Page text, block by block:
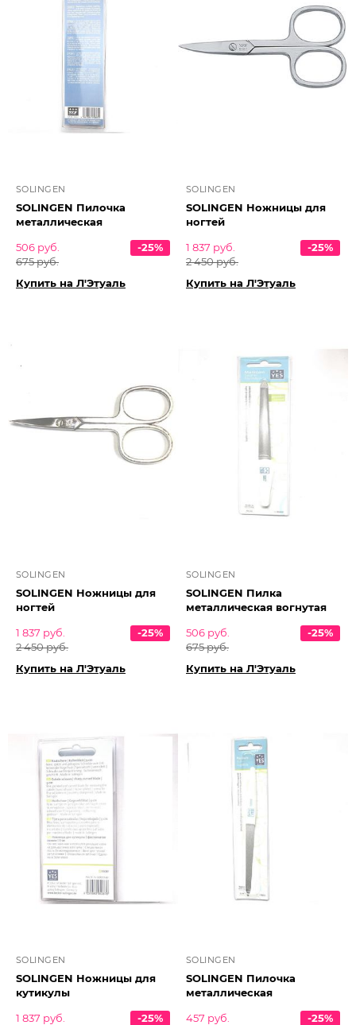
SOLINGEN
SOLINGEN Пилочка
металлическая
506 руб.
675 руб.
-25%
Купить на Л'Этуаль
SOLINGEN
SOLINGEN Ножницы для
ногтей
1 837 руб.
2 450 руб.
-25%
Купить на Л'Этуаль
SOLINGEN
SOLINGEN Ножницы для
ногтей
1 837 руб.
2 450 руб.
-25%
Купить на Л'Этуаль
SOLINGEN
SOLINGEN Пилка
металлическая вогнутая
506 руб.
675 руб.
-25%
Купить на Л'Этуаль
SOLINGEN
SOLINGEN Ножницы для
кутикулы
1 837 руб.
-25%
SOLINGEN
SOLINGEN Пилочка
металлическая
457 руб.
-25%